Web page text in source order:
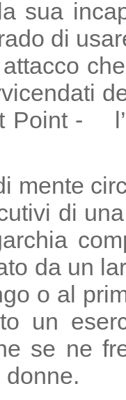
sua
di
Point - l’
mente
di
da un
o al
un
se ne